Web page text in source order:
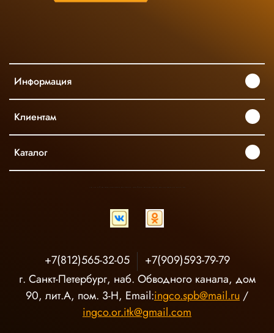
Информация
Клиентам
Каталог
+7(812)565-32-05
+7(909)593-79-79
г. Санкт-Петербург, наб. Обводного канала, дом
90, лит.А, пом. 3-Н, Email:ingco.spb@mail.ru/
ingco.or.itk@gmail.com